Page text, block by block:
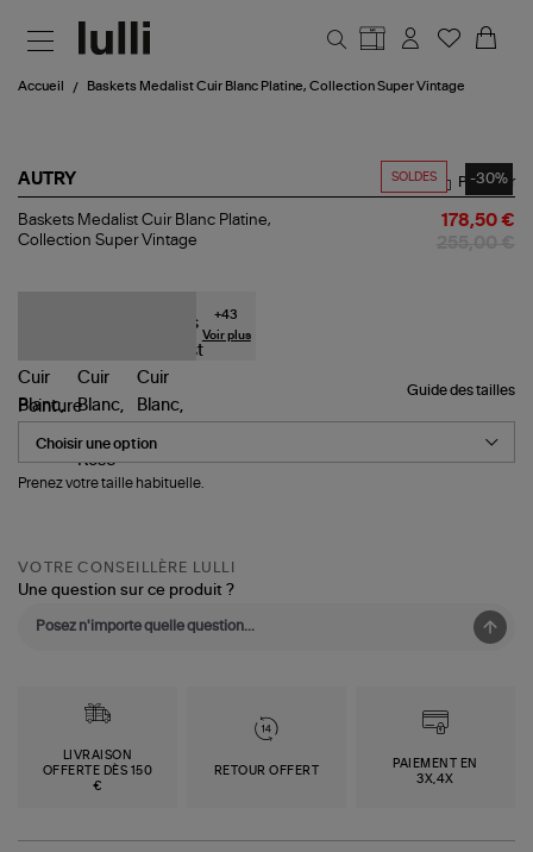
Accueil Baskets Medalist Cuir Blanc Platine, Collection Super Vintage
SOLDES -30%
AUTRY
Baskets
Medalist
Partager
Baskets Medalist Cuir Blanc Platine,
Collection Super Vintage
178,50 €
+43
Voir plus
Guide des tailles
Pointure
Prenez votre taille habituelle.
VOTRE CONSEILLÈRE LULLI
Une question sur ce produit ?
LIVRAISON
OFFERTE DÈS 150
€
RETOUR OFFERT
PAIEMENT EN
3X,4X